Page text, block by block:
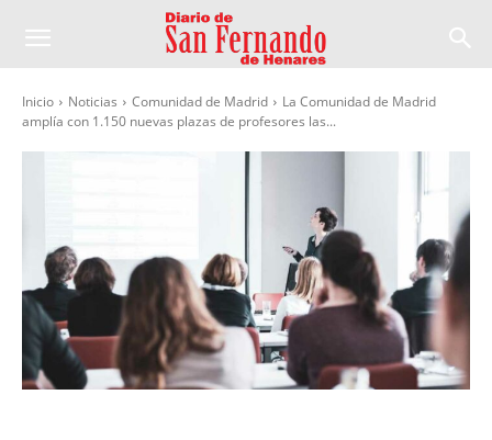
Inicio Noticias Comunidad de Madrid
La Comunidad de Madrid
amplía con 1.150 nuevas plazas de profesores las...